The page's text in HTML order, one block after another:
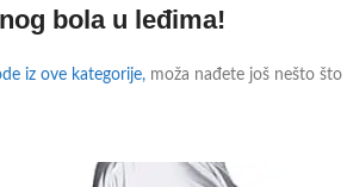
bola u leđima!
iz ove kategorije, moža nađete još nešto što